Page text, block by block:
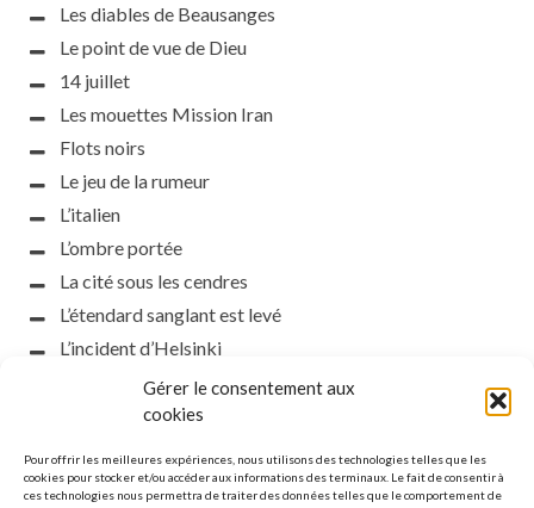
Gérer le consentement aux
cookies
Pour offrir les meilleures expériences, nous utilisons des technologies telles que les
cookies pour stocker et/ou accéder aux informations des terminaux. Le fait de consentir à
ces technologies nous permettra de traiter des données telles que le comportement de
Les diables de Beausanges
Le point de vue de Dieu
14 juillet
Les mouettes Mission Iran
Flots noirs
Le jeu de la rumeur
L’italien
L’ombre portée
La cité sous les cendres
L’étendard sanglant est levé
L’incident d’Helsinki
la petite fasciste
Toutes les nuances de la nuit
Que s’obscurcissent le soleil et la lumière